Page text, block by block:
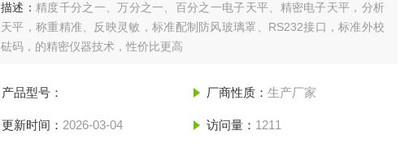
描述： 精度千分之一、万分之一、百分之一电子天平、精密电子天平，分析
天平，称重精准、反映灵敏，标准配制防风玻璃罩、RS232接口，标准外校
砝码，的精密仪器技术，性价比更高
产品型号： 厂商性质： 生产厂家
更新时间： 2026-03-04 访问量： 1211